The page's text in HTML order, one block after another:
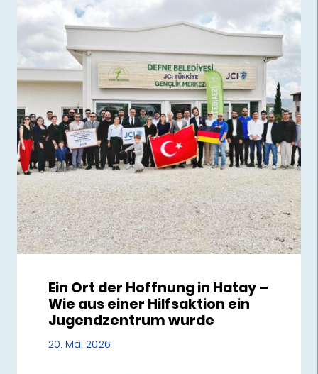
Ein Ort der Hoffnung in Hatay –
Wie aus einer Hilfsaktion ein
Jugendzentrum wurde
20. Mai 2026